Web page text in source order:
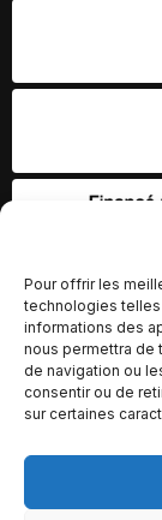
Pour offrir les
technologies
informations des
nous permettra de
de navigation ou
consentir ou de
sur certaines
© Copyright 2026
Ce site internet a